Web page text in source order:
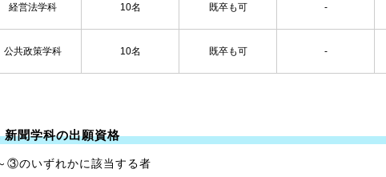
経営法学科 10名 既卒も可 ‐
公共政策学科 10名 既卒も可 ‐
新聞学科の出願資格
③のいずれかに該当する者